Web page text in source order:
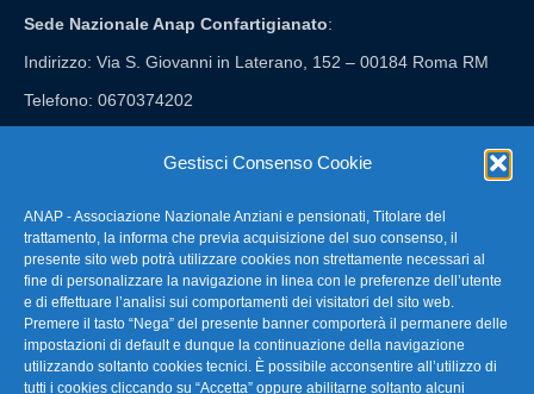
Gestisci Consenso Cookie
ANAP - Associazione Nazionale Anziani e pensionati, Titolare del
trattamento, la informa che previa acquisizione del suo consenso, il
presente sito web potrà utilizzare cookies non strettamente necessari al
fine di personalizzare la navigazione in linea con le preferenze dell’utente
e di effettuare l’analisi sui comportamenti dei visitatori del sito web.
Premere il tasto “Nega” del presente banner comporterà il permanere delle
impostazioni di default e dunque la continuazione della navigazione
utilizzando soltanto cookies tecnici. È possibile acconsentire all’utilizzo di
tutti i cookies cliccando su “Accetta” oppure abilitarne soltanto alcuni
Sede Nazionale Anap Confartigianato:
Indirizzo: Via S. Giovanni in Laterano, 152 – 00184 Roma RM
Telefono: 0670374202
FAQ – Domande Frequenti
La nostra Newsletter
Link Utili